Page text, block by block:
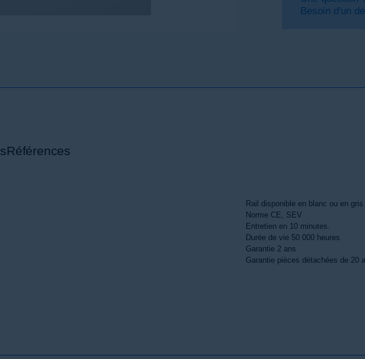
Besoin d'un
Références
Rail disponible en blanc ou en gris
Norme CE, SEV
Entretien en 10 minutes.
Durée de vie 50 000 heures
Garantie 2 ans
Garantie pièces détachées de 20